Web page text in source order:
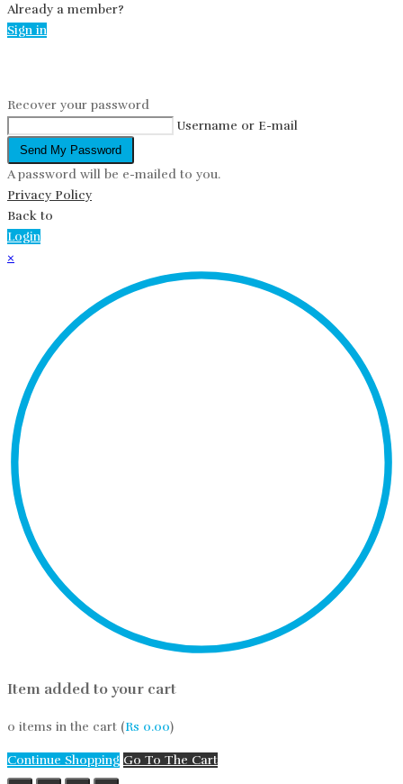
Already a member?
Sign in
Recover your password
Username or E-mail
Send My Password
A password will be e-mailed to you.
Privacy Policy
Back to
Login
×
Item added to your cart
0 items in the cart (Rs 0.00)
Continue Shopping Go To The Cart